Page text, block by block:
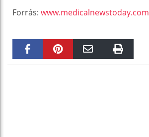
Forrás: www.medicalnewstoday.com